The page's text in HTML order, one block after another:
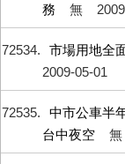
務
無
72534 市場用地全
2009-05-01
72535
中市公車半
台中夜空
無